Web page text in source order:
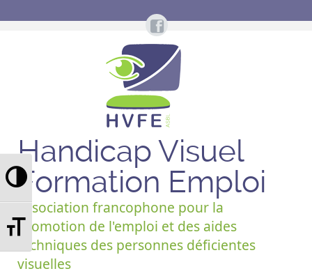
Passer en contraste élevé
Changer la taille de la police
Handicap Visuel
Formation Emploi
Association francophone pour la
promotion de l'emploi et des aides
techniques des personnes déficientes
visuelles